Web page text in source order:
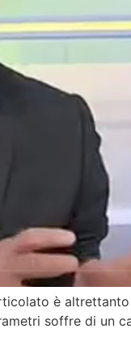
è altrettanto
soffre di un